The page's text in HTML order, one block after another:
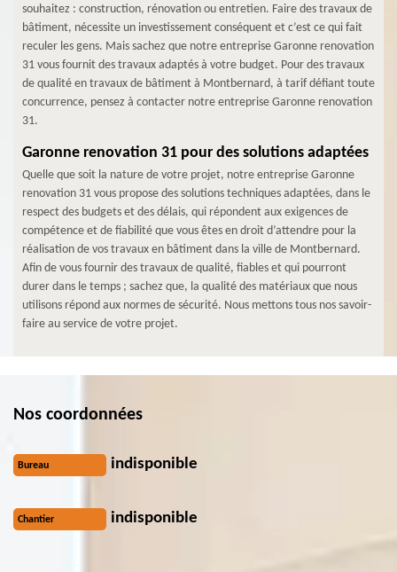
souhaitez : construction, rénovation ou entretien. Faire des travaux de
bâtiment, nécessite un investissement conséquent et c’est ce qui fait
reculer les gens. Mais sachez que notre entreprise Garonne renovation
31 vous fournit des travaux adaptés à votre budget. Pour des travaux
de qualité en travaux de bâtiment à Montbernard, à tarif défiant toute
concurrence, pensez à contacter notre entreprise Garonne renovation
31.
Garonne renovation 31 pour des solutions adaptées
Quelle que soit la nature de votre projet, notre entreprise Garonne
renovation 31 vous propose des solutions techniques adaptées, dans le
respect des budgets et des délais, qui répondent aux exigences de
compétence et de fiabilité que vous êtes en droit d’attendre pour la
réalisation de vos travaux en bâtiment dans la ville de Montbernard.
Afin de vous fournir des travaux de qualité, fiables et qui pourront
durer dans le temps ; sachez que, la qualité des matériaux que nous
utilisons répond aux normes de sécurité. Nous mettons tous nos savoir-
faire au service de votre projet.
Nos coordonnées
Bureau indisponible
Chantier indisponible